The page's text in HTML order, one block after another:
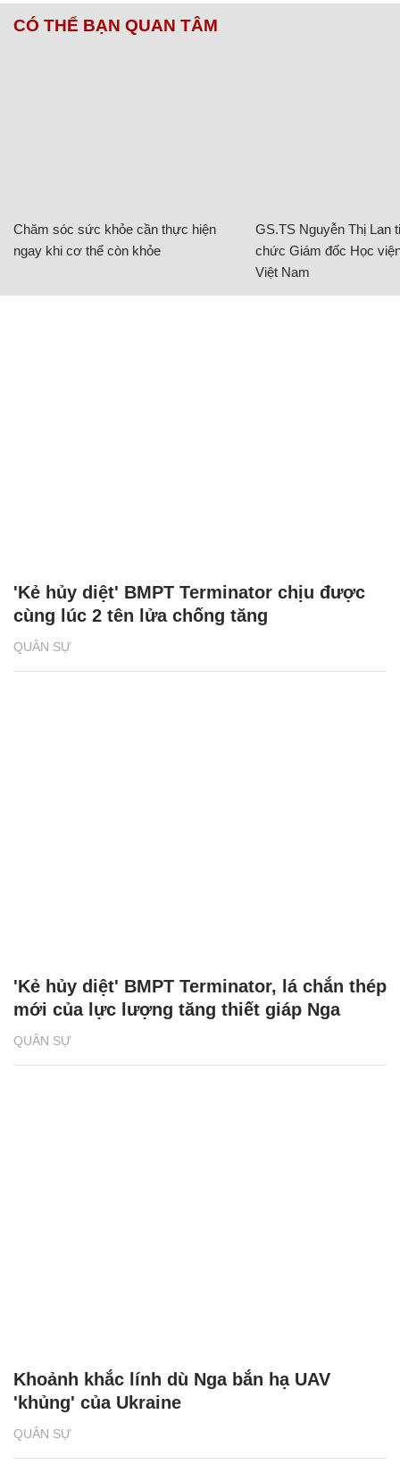
CÓ THỂ BẠN QUAN TÂM
Chăm sóc sức khỏe cần thực hiện
ngay khi cơ thể còn khỏe
GS.TS Nguyễn Thị Lan
chức Giám đốc Học
Việt Nam
QUÂN SỰ
'Kẻ hủy diệt' BMPT Terminator chịu được
cùng lúc 2 tên lửa chống tăng
QUÂN SỰ
'Kẻ hủy diệt' BMPT Terminator, lá chắn thép
mới của lực lượng tăng thiết giáp Nga
QUÂN SỰ
Khoảnh khắc lính dù Nga bắn hạ UAV
'khủng' của Ukraine